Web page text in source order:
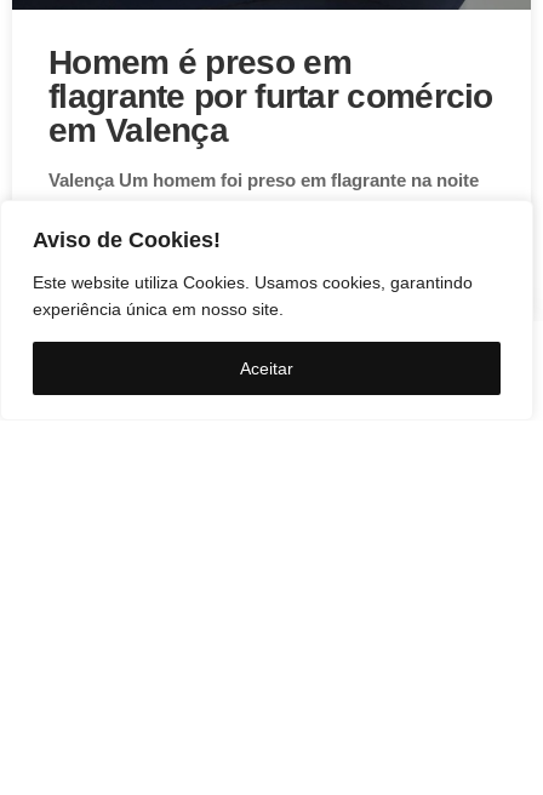
Aviso de Cookies!
Este website utiliza Cookies. Usamos cookies, garantindo
experiência única em nosso site.
Aceitar
Polícia